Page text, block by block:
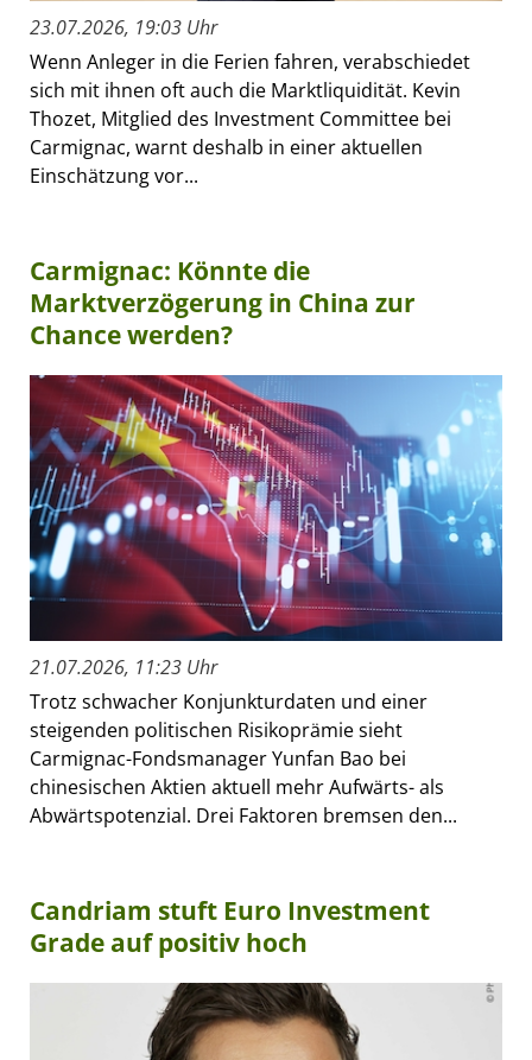
23.07.2026, 19:03 Uhr
Wenn Anleger in die Ferien fahren, verabschiedet
sich mit ihnen oft auch die Marktliquidität. Kevin
Thozet, Mitglied des Investment Committee bei
Carmignac, warnt deshalb in einer aktuellen
Einschätzung vor...
Carmignac: Könnte die
Marktverzögerung in China zur
Chance werden?
21.07.2026, 11:23 Uhr
Trotz schwacher Konjunkturdaten und einer
steigenden politischen Risikoprämie sieht
Carmignac-Fondsmanager Yunfan Bao bei
chinesischen Aktien aktuell mehr Aufwärts- als
Abwärtspotenzial. Drei Faktoren bremsen den...
Candriam stuft Euro Investment
Grade auf positiv hoch